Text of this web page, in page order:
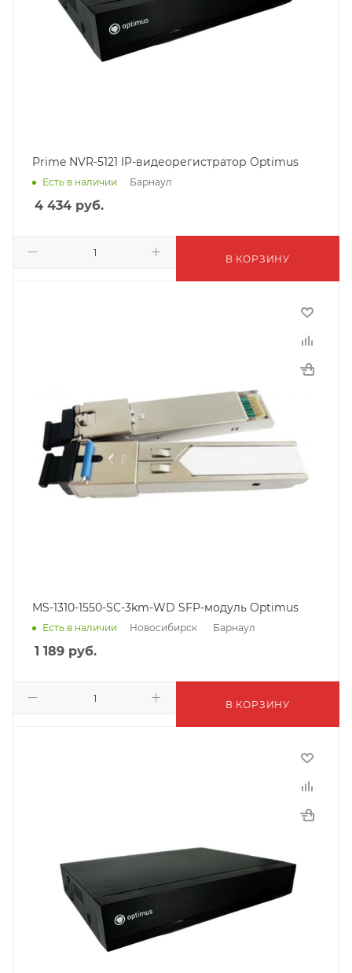
Prime NVR-5121 IP-видеорегистратор Optimus
Есть в наличии Барнаул
4 434 руб.
В КОРЗИНУ
MS-1310-1550-SC-3km-WD SFP-модуль Optimus
Есть в наличии Новосибирск Барнаул
1 189 руб.
В КОРЗИНУ